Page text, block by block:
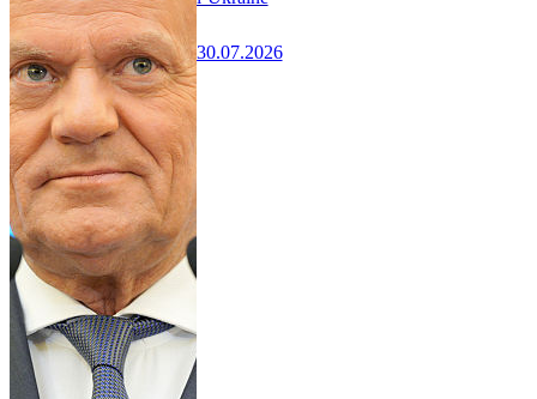
30.07.2026